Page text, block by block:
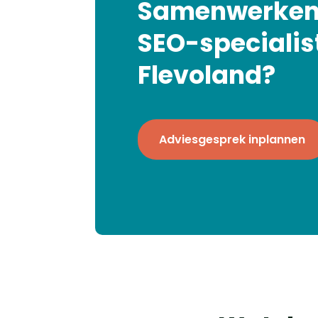
SEO-
Flevoland?
Adviesgesprek inplannen